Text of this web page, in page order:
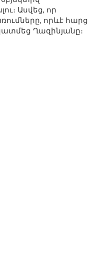
Ասվեց, որ
որևէ հարց
Ղազինյանը։